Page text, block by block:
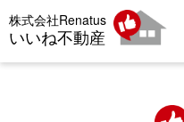
株式会社Renatus
いいね不動産